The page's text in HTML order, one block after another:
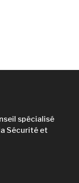
spécialisé
Sécurité et